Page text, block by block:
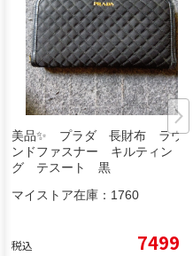
美品✨ プラダ 長財布 ラウ
ンドファスナー キルティン
グ テスート 黒
マイストア在庫： 1760
税込 7499